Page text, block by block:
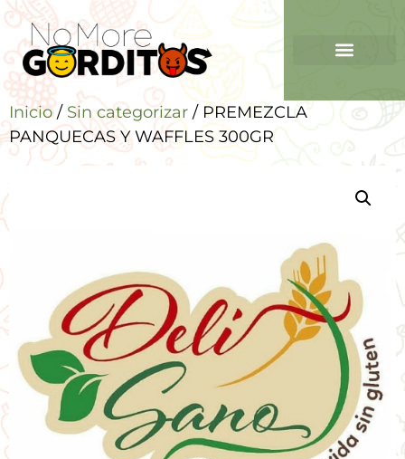
Inicio/ Sin categorizar / PREMEZCLA
PANQUECAS Y WAFFLES 300GR